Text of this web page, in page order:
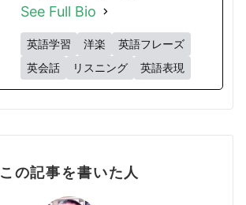
See Full Bio
英語学習 洋楽
英語フレーズ
英会話
リスニング 英語表現
この記事を書いた人